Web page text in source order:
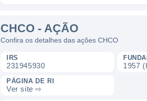
CHCO - AÇÃO
Confira os detalhes das ações CHCO
IRS
231945930 1957
PÁGINA DE RI
Ver site ⇨